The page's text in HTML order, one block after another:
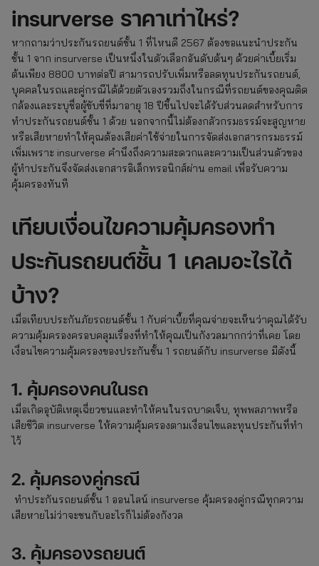
insurverse ราคาเท่าไหร่?
หากถามว่าประกันรถยนต์ชั้น 1 ที่ไหนดี 2567 ต้องขอแนะนำประกัน
ชั้น 1 จาก insurverse เป็นหนึ่งในตัวเลือกอันดับต้นๆ ด้วยค่าเบี้ยเริ่ม
ต้นเพียง 8800 บาทต่อปี สามารถปรับเพิ่มหรือลดทุนประกันรถยนต์,
บุคคลในรถและคู่กรณีได้ด้วยตัวเองรวมถึงในกรณีที่รถยนต์ของคุณติด
กล้องและระบุชื่อผู้ขับขี่ที่มาอายุ 18 ปีขึ้นไปจะได้รับส่วนลดสำหรับการ
ทําประกันรถยนต์ชั้น 1 ด้วย นอกจากนี้ไม่ต้องกลัวกรมธรรม์จะสูญหาย
หรือเสียหายทำให้คุณต้องเสียค่าใช้จ่ายในการจัดส่งเอกสารกรมธรรม์
เพิ่มเพราะ insurverse คำนึงถึงความสะดวกและความเป็นส่วนตัวของ
ผู้ทำประกันจึงจัดส่งเอกสารอิเล็กทรอนิกส์ผ่าน email เพื่อรับความ
คุ้มครองทันที
เทียบเงื่อนไขความคุ้มครองทํา
ประกันรถยนต์ชั้น 1 เคลมอะไรได้
บ้าง?
เมื่อเทียบประกันภัยรถยนต์ชั้น 1 กับค่าเบี้ยที่คุณจ่ายจะเห็นว่าคุณได้รับ
ความคุ้มครองครอบคลุมเรื่องที่ทำให้คุณเป็นกังวลมากกว่าที่เคย โดย
เงื่อนไขความคุ้มครองของประกันชั้น 1 รถยนต์กับ insurverse มีดังนี้
1. คุ้มครองคนในรถ
เมื่อเกิดอุบัติเหตุเฉี่ยวชนและทำให้คนในรถบาดเจ็บ, ทุพพลภาพหรือ
เสียชีวิต insurverse ให้ความคุ้มครองตามเงื่อนไขและทุนประกันที่ทำ
ไว้
2. คุ้มครองคู่กรณี
ทำประกันรถยนต์ชั้น 1 ออนไลน์ insurverse คุ้มครองคู่กรณีทุกความ
เสียหายไม่ว่าจะชนกับอะไรก็ไม่ต้องกังวล
3. คุ้มครองรถยนต์